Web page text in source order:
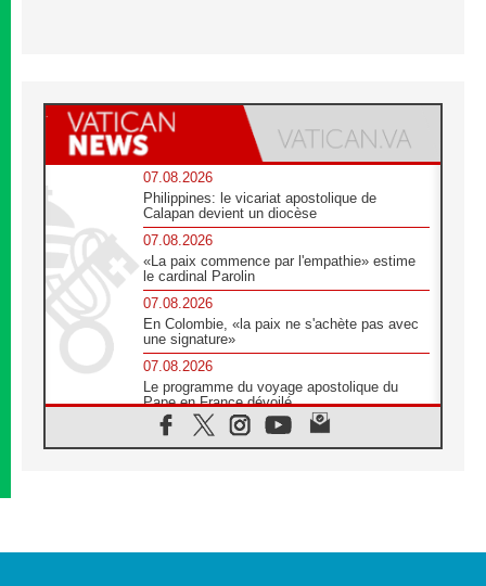
07.08.2026
Philippines: le vicariat apostolique de
Calapan devient un diocèse
07.08.2026
«La paix commence par l'empathie» estime
le cardinal Parolin
07.08.2026
En Colombie, «la paix ne s'achète pas avec
une signature»
07.08.2026
Le programme du voyage apostolique du
Pape en France dévoilé
07.08.2026
1ère Conférence continentale sur l'éducation
07.08.2026